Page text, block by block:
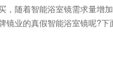
随着智能浴室镜需求量增
镜业的真假智能浴室镜呢?